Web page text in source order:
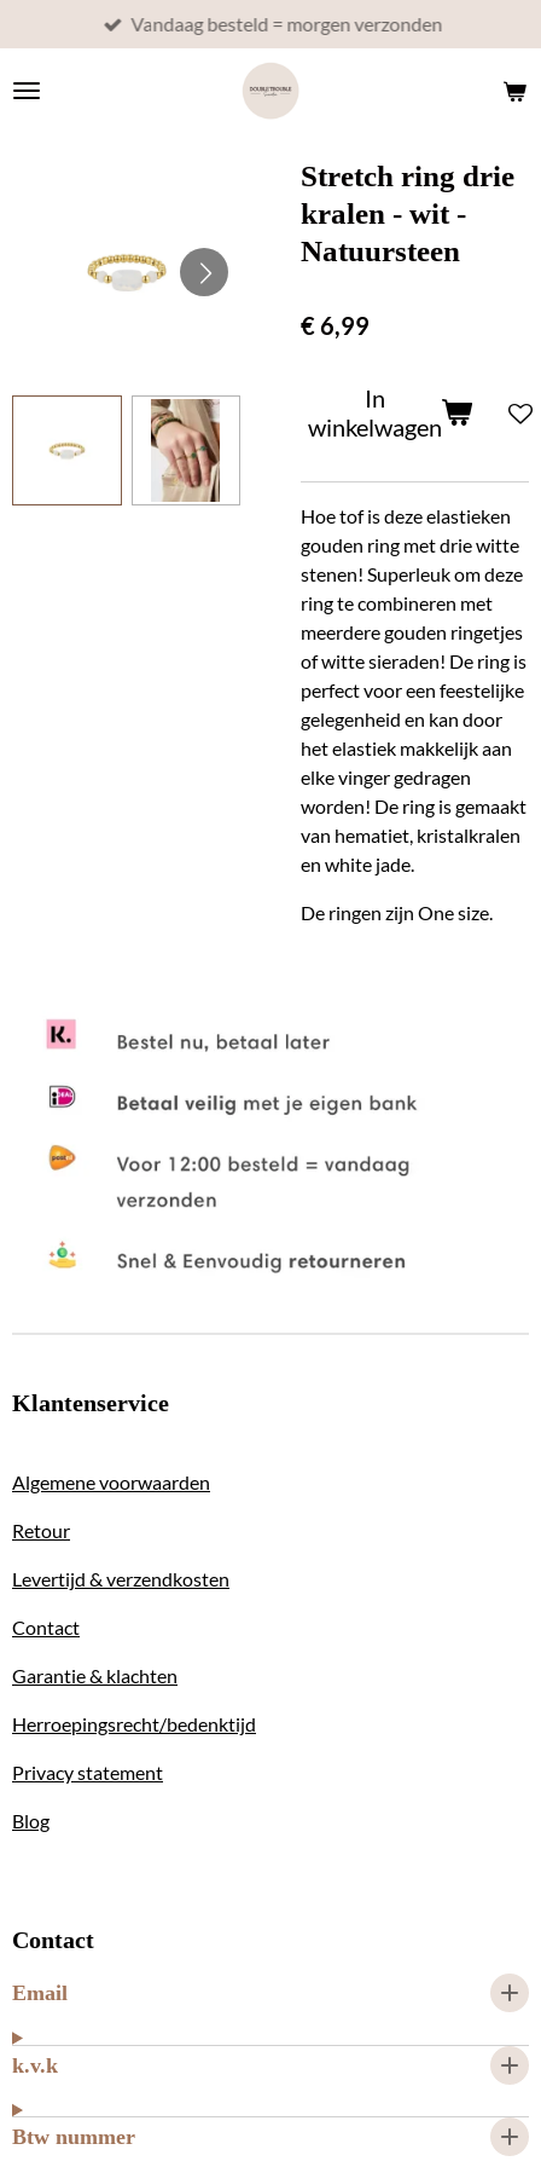
direct
naar
Vandaag besteld = morgen verzonden
Stretch ring drie
kralen - wit -
Natuursteen
€ 6,99
In
winkelwagen
Hoe tof is deze elastieken
gouden ring met drie witte
stenen! Superleuk om deze
ring te combineren met
meerdere gouden ringetjes
of witte sieraden! De ring is
perfect voor een feestelijke
gelegenheid en kan door
het elastiek makkelijk aan
elke vinger gedragen
worden! De ring is gemaakt
van hematiet, kristalkralen
en white jade.
De ringen zijn One size.
Klantenservice
Algemene voorwaarden
Retour
Levertijd & verzendkosten
Contact
Garantie & klachten
Herroepingsrecht/bedenktijd
Privacy statement
Blog
Contact
Email
k.v.k
Btw nummer